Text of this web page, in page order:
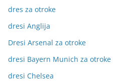
dres za otroke
dresi Anglija
Dresi Arsenal za otroke
dresi Bayern Munich za otroke
dresi Chelsea